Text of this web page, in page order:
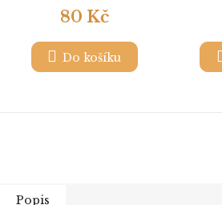
80 Kč
Do košíku
Popis